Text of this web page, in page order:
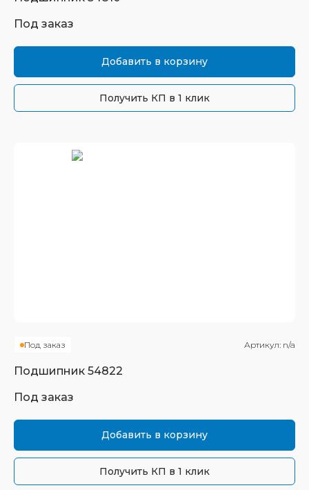
Под заказ
Добавить в корзину
Получить КП в 1 клик
Под заказ Артикул: n/a
Подшипник 54822
Под заказ
Добавить в корзину
Получить КП в 1 клик